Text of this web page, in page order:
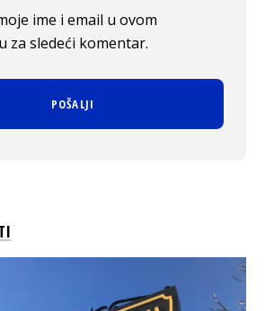
ime i email u ovom
za sledeći komentar.